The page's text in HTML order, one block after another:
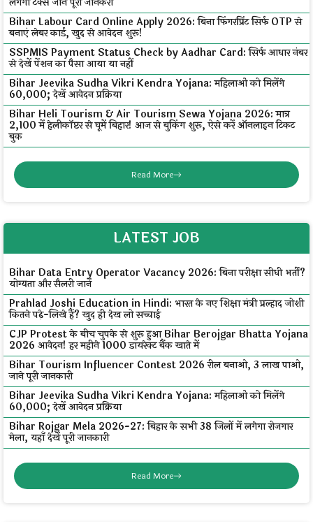
Bihar Labour Card Online Apply 2026: बिना फिंगरप्रिंट सिर्फ OTP से
बनाएं लेबर कार्ड, खुद से आवेदन शुरू!
SSPMIS Payment Status Check by Aadhar Card: सिर्फ आधार नंबर
से देखें पेंशन का पैसा आया या नहीं
Bihar Jeevika Sudha Vikri Kendra Yojana: महिलाओं को मिलेंगे
₹60,000; देखें आवेदन प्रक्रिया
Bihar Heli Tourism & Air Tourism Sewa Yojana 2026: मात्र
₹2,100 में हेलीकॉप्टर से घूमें बिहार! आज से बुकिंग शुरू, ऐसे करें ऑनलाइन टिकट
बुक
Read More
LATEST JOB
Bihar Data Entry Operator Vacancy 2026: बिना परीक्षा सीधी भर्ती?
योग्यता और सैलरी जानें
Prahlad Joshi Education in Hindi: भारत के नए शिक्षा मंत्री प्रल्हाद जोशी
कितने पढ़े-लिखे हैं? खुद ही देख लो सच्चाई
CJP Protest के बीच चुपके से शुरू हुआ Bihar Berojgar Bhatta Yojana
2026 आवेदन! हर महीने ₹1000 डायरेक्ट बैंक खाते में
Bihar Tourism Influencer Contest 2026 रील बनाओ, ₹3 लाख पाओ,
जाने पूरी जानकारी
Bihar Jeevika Sudha Vikri Kendra Yojana: महिलाओं को मिलेंगे
₹60,000; देखें आवेदन प्रक्रिया
Bihar Rojgar Mela 2026-27: बिहार के सभी 38 जिलों में लगेगा रोजगार
मेला, यहाँ देखें पूरी जानकारी
Read More